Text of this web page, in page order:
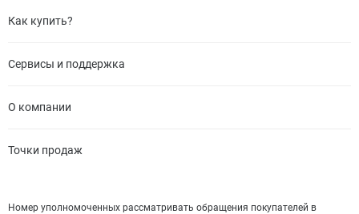
Как купить?
Сервисы и поддержка
О компании
Точки продаж
Номер уполномоченных рассматривать обращения покупателей в